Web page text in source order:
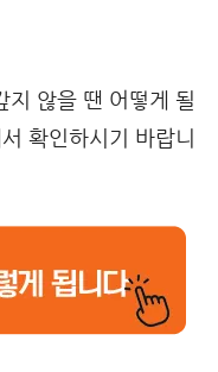
지 않을 땐 어떻게 될
확인하시기 바랍니